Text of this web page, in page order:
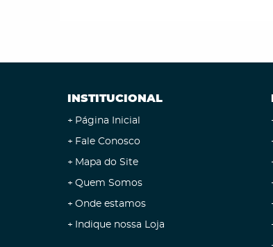
INSTITUCIONAL
Página Inicial
Fale Conosco
Mapa do Site
Quem Somos
Onde estamos
Indique nossa Loja